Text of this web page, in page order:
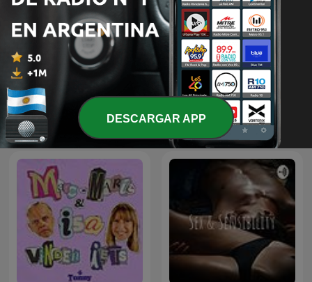
Misjonen med Antonsen
og Golden
Les Grosses Têtes
DESCARGAR APP